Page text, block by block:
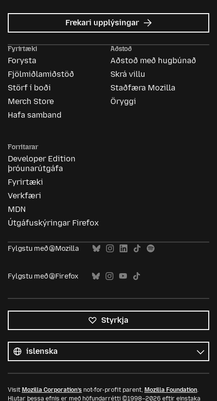
Frekari upplýsingar um
Mozilla
Fyrirtæki
Forysta
Fjölmiðlamiðstöð
Störf í boði
Merch Store
Hafa samband
Aðstoð
Aðstoð með hugbúnað
Skrá villu
Staðfæra Mozilla
Öryggi
Forritarar
Developer Edition
þróunarútgáfa
Fyrirtæki
Verkfæri
MDN
Útgáfuskýringar Firefox
Fylgstu með @Mozilla
Fylgstu með @Firefox
Styrkja
tungumál
Tungumál
Visit Mozilla Corporation’s not-for-profit parent, Mozilla Foundation.
Hlutar þessa efnis er með höfundarrétti ©1998–2026 eftir einstaka